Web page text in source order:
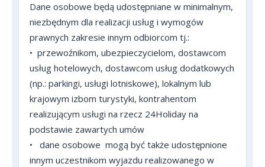
Dane osobowe będą udostępniane w minimalnym,
niezbędnym dla realizacji usług i wymogów
prawnych zakresie innym odbiorcom tj.:
• przewoźnikom, ubezpieczycielom, dostawcom
usług hotelowych, dostawcom usług dodatkowych
(np.: parkingi, usługi lotniskowe), lokalnym lub
krajowym izbom turystyki, kontrahentom
realizującym usługi na rzecz 24Holiday na
podstawie zawartych umów
•
dane osobowe mogą być także udostępnione
innym uczestnikom wyjazdu realizowanego w